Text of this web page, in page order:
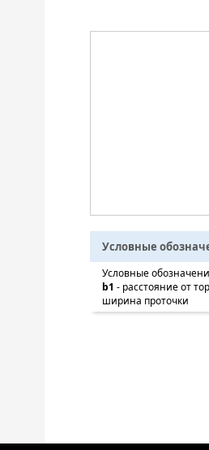
Условные
Условные
b1 - расстояние от
ширина проточки